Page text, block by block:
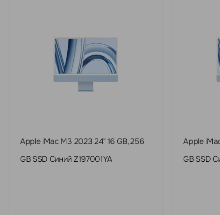
Apple iMac M3 2023 24" 16 GB, 256
GB SSD Синий Z197001YA
Apple
GB SSD